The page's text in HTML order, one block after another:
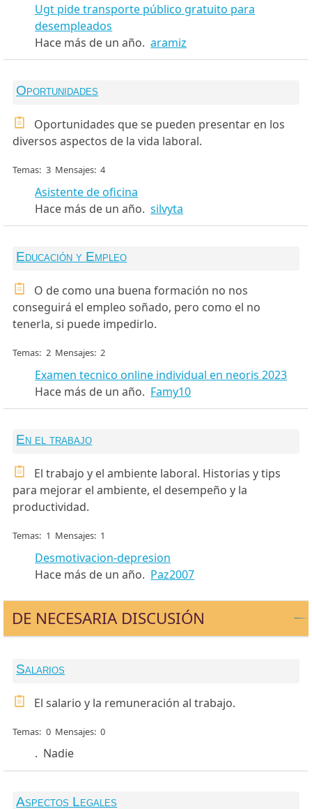
Ugt pide transporte público gratuito para
desempleados
Hace más de un año. aramiz
Oportunidades
Oportunidades que se pueden presentar en los
diversos aspectos de la vida laboral.
Temas 3 Mensajes 4
Asistente de oficina
Hace más de un año. silvyta
Educación y Empleo
O de como una buena formación no nos
conseguirá el empleo soñado, pero como el no
tenerla, si puede impedirlo.
Temas 2 Mensajes 2
Examen tecnico online individual en neoris 2023
Hace más de un año. Famy10
En el trabajo
El trabajo y el ambiente laboral. Historias y tips
para mejorar el ambiente, el desempeño y la
productividad.
Temas 1 Mensajes 1
Desmotivacion-depresion
Hace más de un año. Paz2007
DE NECESARIA DISCUSIÓN
Salarios
El salario y la remuneración al trabajo.
Temas 0 Mensajes 0
. Nadie
Aspectos Legales